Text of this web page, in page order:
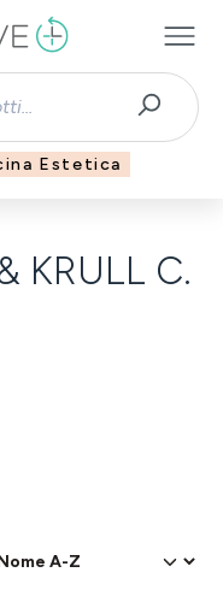
Estetica
KRULL C.